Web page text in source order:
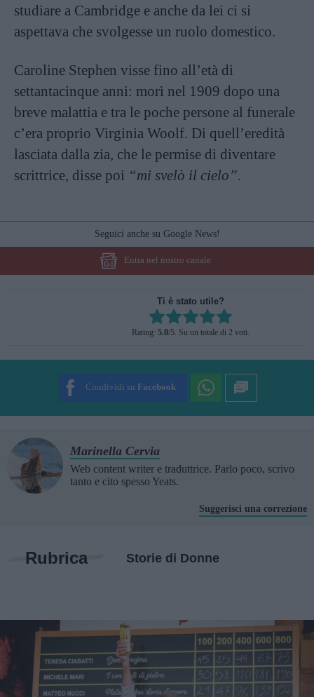
studiare a Cambridge e anche da lei ci si
aspettava che svolgesse un ruolo domestico.
Caroline Stephen visse fino all’età di
settantacinque anni: morì nel 1909 dopo una
breve malattia e tra le poche persone al funerale
c’era proprio Virginia Woolf. Di quell’eredità
lasciata dalla zia, che le permise di diventare
scrittrice, disse poi “mi svelò il cielo”.
Seguici anche su Google News!
Entra nel nostro canale
Ti è stato utile?
Rate this item:
SUBMIT RATING
Rating: 5.0/5. Su un totale di 2 voti.
Condividi su Facebook
Marinella Cervia
Web content writer e traduttrice. Parlo poco, scrivo
tanto e cito spesso Yeats.
Suggerisci una correzione
Rubrica Storie di Donne